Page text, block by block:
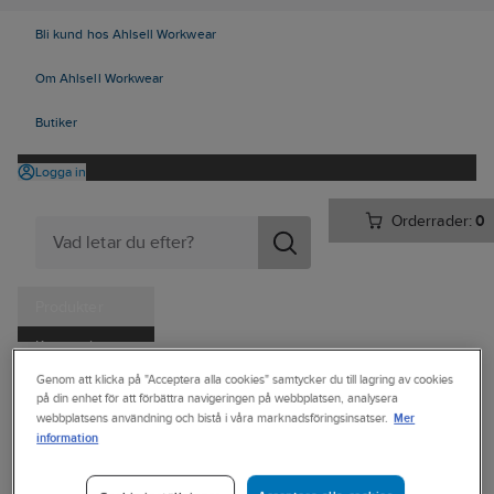
Bli kund hos Ahlsell Workwear
Om Ahlsell Workwear
Butiker
Logga in
Orderrader:0
Kampanjer
Tjänster
Kataloger
Ahlsell Produkter Arbetsplats Förvaring
Väskor och lådor
Övriga väskor och bagar
Ryggsäck
Genom att klicka på "Acceptera alla cookies" samtycker du till lagring av cookies
på din enhet för att förbättra navigeringen på webbplatsen, analysera
webbplatsens användning och bistå i våra marknadsföringsinsatser. Mer
information